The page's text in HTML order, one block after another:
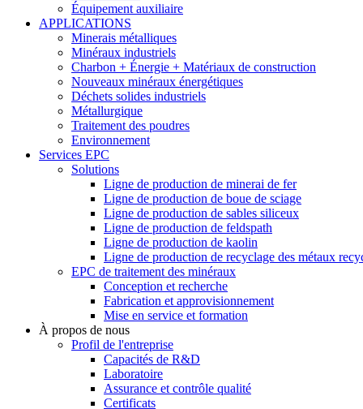
Équipement auxiliaire
APPLICATIONS
Minerais métalliques
Minéraux industriels
Charbon + Énergie + Matériaux de construction
Nouveaux minéraux énergétiques
Déchets solides industriels
Métallurgique
Traitement des poudres
Environnement
Services EPC
Solutions
Ligne de production de minerai de fer
Ligne de production de boue de sciage
Ligne de production de sables siliceux
Ligne de production de feldspath
Ligne de production de kaolin
Ligne de production de recyclage des métaux
EPC de traitement des minéraux
Conception et recherche
Fabrication et approvisionnement
Mise en service et formation
À propos de nous
Profil de l'entreprise
Capacités de R&D
Laboratoire
Assurance et contrôle qualité
Certificats